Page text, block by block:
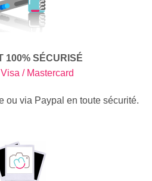
100% SÉCURISÉ
/ Mastercard
ou via Paypal en toute sécurité.